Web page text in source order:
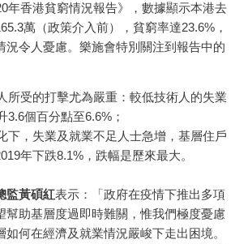
年香港貧窮情況報告》，數據顯示本港去
萬（政策介入前），貧窮率達23.6%，
況令人憂慮。樂施會特別關注到報告中的
所受的打擊尤為嚴重：較低技術人的失業
3.6個百分點至6.6%；
下，失業及就業不足人士急增，基層住戶
年下跌8.1%，跌幅是歷來最大。
監黃碩紅表示：「政府在疫情下推出多項
幫助基層度過即時難關，惟我們極度憂慮
何在經濟及就業情況嚴峻下走出困境。